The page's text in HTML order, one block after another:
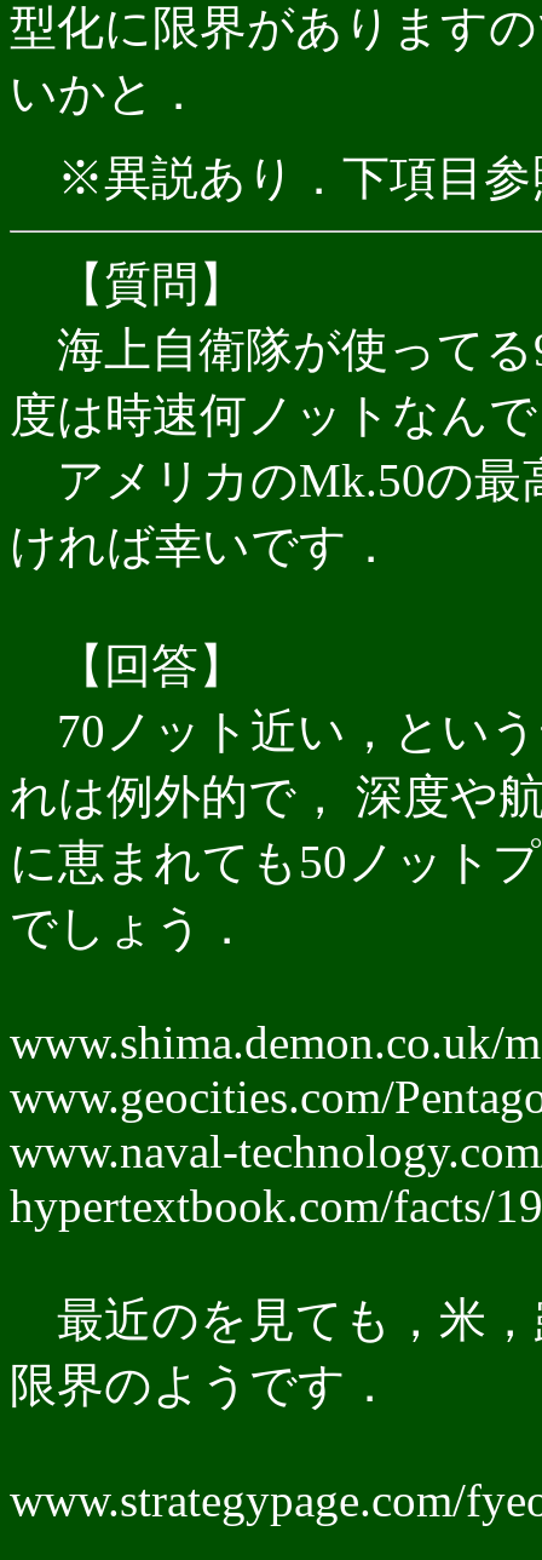
型化に限界があります
いかと．
※異説あり．下項目参
【質問】
海上自衛隊が使ってる
度は時速何ノットなん
アメリカのMk.50の最
ければ幸いです．
【回答】
70ノット近い，とい
れは例外的で， 深度や
に恵まれても50ノット
でしょう．
www.shima.demon.co.uk/
www.geocities.com/
www.naval-
hypertextbook.com/facts/
最近のを見ても，米
限界のようです．
www.strategypage.com/